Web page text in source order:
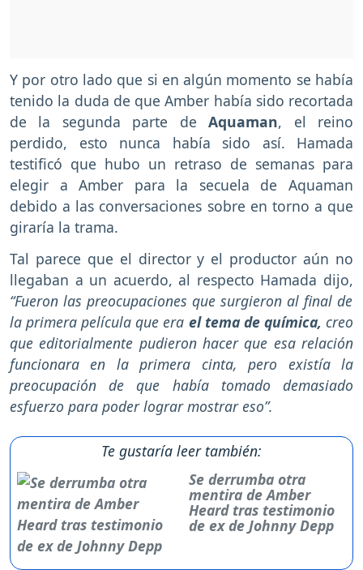
Y por otro lado que si en algún momento se había
tenido la duda de que Amber había sido recortada
de la segunda parte deAquaman, el reino
perdido, esto nunca había sido así. Hamada
testificó que hubo un retraso de semanas para
elegir a Amber para la secuela de Aquaman
debido a las conversaciones sobre en torno a que
giraría la trama.
Tal parece que el director y el productor aún no
llegaban a un acuerdo, al respecto Hamada dijo,
“Fueron las preocupaciones que surgieron al final de
la primera película que era el tema de química, creo
que editorialmente pudieron hacer que esa relación
funcionara en la primera cinta, pero existía la
preocupación de que había tomado demasiado
esfuerzo para poder lograr mostrar eso”.
Te gustaría leer también:
Se derrumba otra
mentira de Amber
Heard tras testimonio
de ex de Johnny Depp